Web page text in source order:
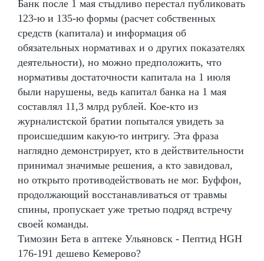
Банк после 1 мая стыдливо перестал публиковать
123-ю и 135-ю формы (расчет собственных
средств (капитала) и информация об
обязательных нормативах и о других показателях
деятельности), но можно предположить, что
нормативы достаточности капитала на 1 июля
были нарушены, ведь капитал банка на 1 мая
составлял 11,3 млрд рублей. Кое-кто из
журналистской братии попытался увидеть за
происшедшим какую-то интригу. Эта фраза
наглядно демонстрирует, кто в действительности
принимал значимые решения, а кто завидовал,
но открыто противодействовать не мог. Буффон,
продолжающий восстанавливаться от травмы
спины, пропускает уже третью подряд встречу
своей команды.
Tимозин Бета в аптеке Ульяновск - Пептид HGH
176-191 дешево Кемерово?